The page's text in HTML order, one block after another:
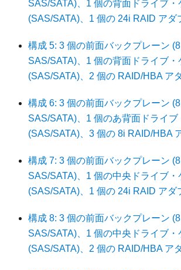
SAS/SATA)、1 個の背面ドライブ・
(SAS/SATA)、1 個の 24i RAID アダ
構成 5: 3 個の前面バックプレーン
SAS/SATA)、1 個の背面ドライブ・
(SAS/SATA)、2 個の RAID/HBA ア
構成 6: 3 個の前面バックプレーン
SAS/SATA)、1 個のあ背面ドライブ
(SAS/SATA)、3 個の 8i RAID/HBA
構成 7: 3 個の前面バックプレーン
SAS/SATA)、1 個の中央ドライブ・
(SAS/SATA)、1 個の 24i RAID アダ
構成 8: 3 個の前面バックプレーン
SAS/SATA)、1 個の中央ドライブ・
(SAS/SATA)、2 個の RAID/HBA ア